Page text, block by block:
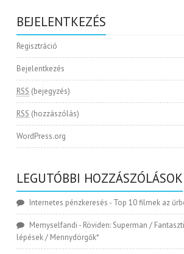
BEJELENTKEZÉS
Regisztráció
Bejelentkezés
RSS (bejegyzés)
RSS (hozzászólás)
WordPress.org
LEGUTÓBBI HOZZÁSZÓLÁSOK
Internetes pénzkeresés - Top 10 filmek az
Memyselfandi - Röviden: Superman /
lépések / Mennydörgők*